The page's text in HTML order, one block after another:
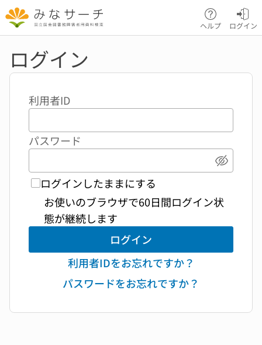
本文へ移動
ヘルプ ログイン
ログイン
利用者ID
パスワード
パスワ
ログインしたままにする
お使いのブラウザで60日間ログイン状
態が継続します
ログイン
利用者IDをお忘れですか？
パスワードをお忘れですか？